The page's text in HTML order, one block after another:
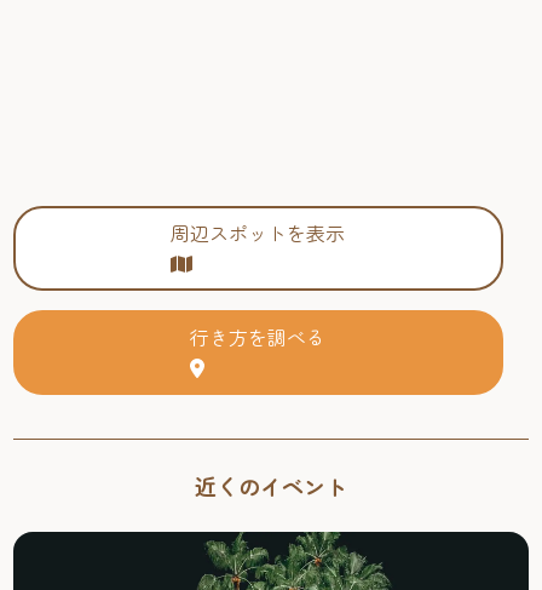
周辺スポットを表示
行き方を調べる
近くのイベント